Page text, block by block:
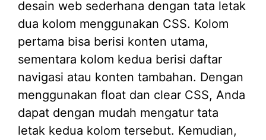
desain web sederhana dengan tata letak
dua kolom menggunakan CSS. Kolom
pertama bisa berisi konten utama,
sementara kolom kedua berisi daftar
navigasi atau konten tambahan. Dengan
menggunakan float dan clear CSS, Anda
dapat dengan mudah mengatur tata
letak kedua kolom tersebut. Kemudian,